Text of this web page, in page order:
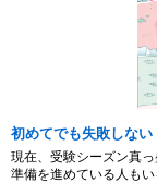
初めてでも失敗しな
現在、受験シーズン真
準備を進めている人も